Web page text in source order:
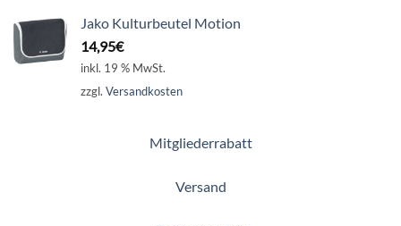
Jako Kulturbeutel Motion
14,95€
inkl. 19 % MwSt.
zzgl. Versandkosten
Mitgliederrabatt
Versand